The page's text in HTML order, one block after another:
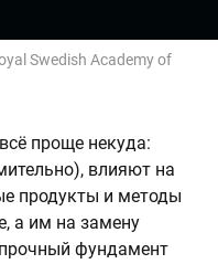
Swedish Academy of
проще некуда:
влияют на
продукты и методы
а им на замену
фундамент